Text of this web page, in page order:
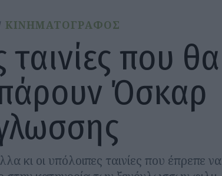
ΚΙΝΗΜΑΤΟΓΡΑΦΟΣ
ταινίες που θα
Όσκαρ
κι οι υπόλοιπες ταινίες που έπρεπε να